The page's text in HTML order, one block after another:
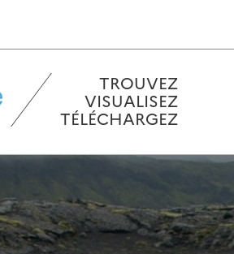
TROUVEZ
VISUALISEZ
TÉLÉCHARGEZ